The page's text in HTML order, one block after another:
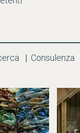
| Consulenza